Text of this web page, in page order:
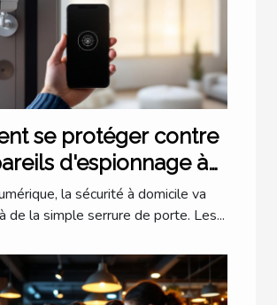
se protéger contre
d'espionnage à
?
la sécurité à domicile va
de la simple serrure de porte. Les...